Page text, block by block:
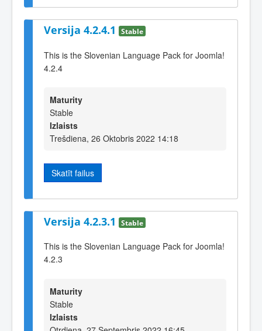
Versija 4.2.4.1 Stable
This is the Slovenian Language Pack for Joomla!
4.2.4
Maturity
Stable
Izlaists
Trešdiena, 26 Oktobris 2022 14:18
Skatīt failus
Versija 4.2.3.1 Stable
This is the Slovenian Language Pack for Joomla!
4.2.3
Maturity
Stable
Izlaists